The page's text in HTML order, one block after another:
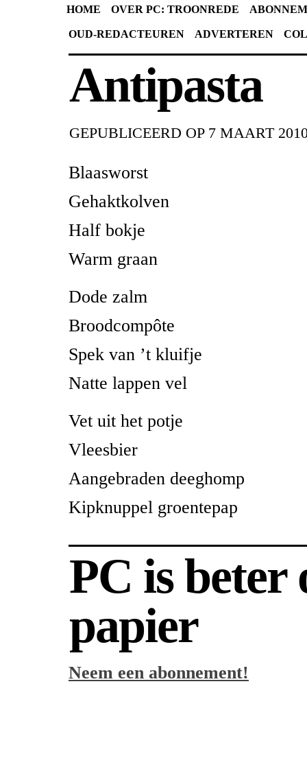
HOME OVER PC: TROONREDE
OUD-REDACTEUREN ADVERTEREN
Antipasta
GEPUBLICEERD OP 7 MAART
Blaasworst
Gehaktkolven
Half bokje
Warm graan
Dode zalm
Broodcompôte
Spek van ’t kluifje
Natte lappen vel
Vet uit het potje
Vleesbier
Aangebraden deeghomp
Kipknuppel groentepap
PC is beter
papier
Neem een abonnement!